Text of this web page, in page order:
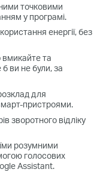
точковими
у програмі.
енергії, без
та
ви не були, за
для
пристроями.
зворотного відліку
розумними
голосових
Assistant.